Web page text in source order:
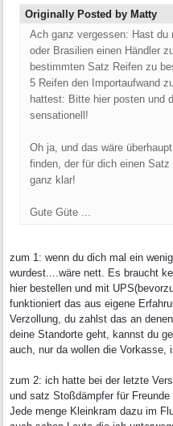
Originally Posted by Matty
Ach ganz vergessen: Hast du
oder Brasilien einen Händler
bestimmten Satz Reifen zu
5 Reifen den Importaufwand
hattest: Bitte hier posten und
sensationell!
Oh ja, und das wäre
finden, der für dich einen
ganz klar!
Gute Güte ...
zum 1: wenn du dich mal ein
wurdest....wäre nett. Es braucht
hier bestellen und mit
funktioniert das aus eigene
Verzollung, du zahlst das an
deine Standorte geht, kannst du
auch, nur da wollen die Vorkasse,
zum 2: ich hatte bei der letzte
und satz Stoßdämpfer für
Jede menge Kleinkram dazu im